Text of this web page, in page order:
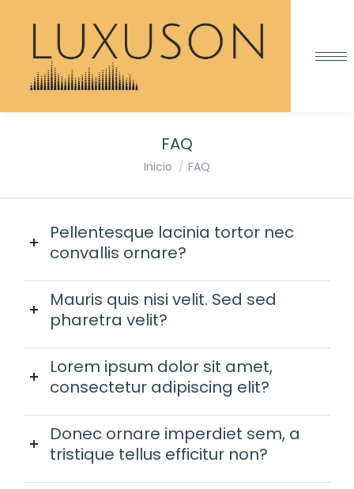
FAQ
Estás aquí:
Inicio FAQ
Pellentesque lacinia tortor nec
convallis ornare?
Mauris quis nisi velit. Sed sed
pharetra velit?
Lorem ipsum dolor sit amet,
consectetur adipiscing elit?
Donec ornare imperdiet sem, a
tristique tellus efficitur non?